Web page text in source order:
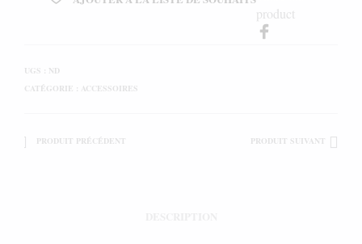
product
UGS : ND
CATÉGORIE : ACCESSOIRES
PRODUIT PRÉCÉDENT PRODUIT SUIVANT